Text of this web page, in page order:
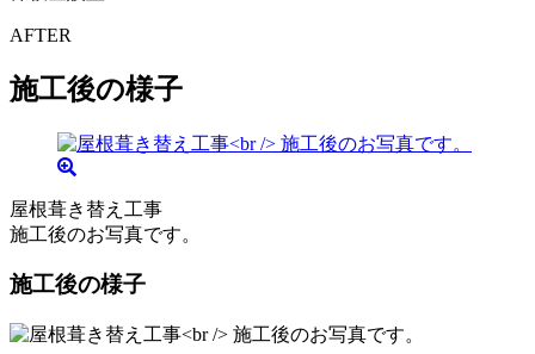
AFTER
施工後の様子
屋根葺き替え工事
施工後のお写真です。
施工後の様子